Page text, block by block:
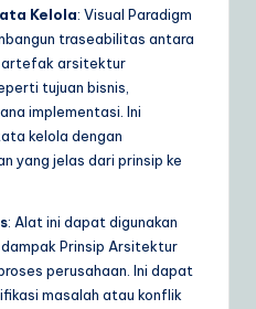
Kelola: Visual Paradigm
traseabilitas antara
artefak arsitektur
tujuan bisnis,
implementasi. Ini
kelola dengan
yang jelas dari prinsip ke
: Alat ini dapat digunakan
Prinsip Arsitektur
perusahaan. Ini dapat
masalah atau konflik